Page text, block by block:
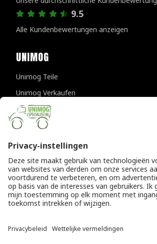
9.5
Alle Kundenbewertungen anzeigen
UNIMOG
Unimog Teile
Unimog Verkaufen
Unimog Wartung & Reparatur
Unimog Zubehör
Unimog APK-prufungen
KONTAKTDATEN
Provincialeweg 94-98
5334 JK Velddriel
Die Niederlande
+31 (0)418 632073